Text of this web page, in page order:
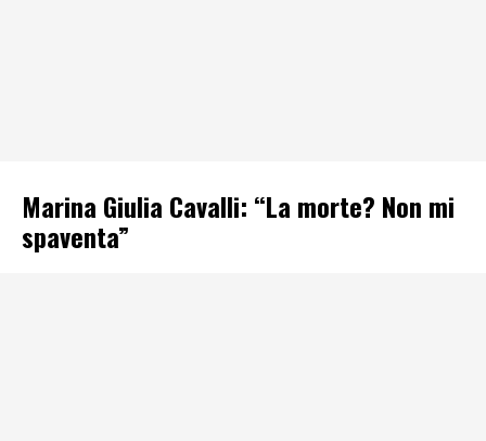
Marina Giulia Cavalli: “La morte? Non mi
spaventa”